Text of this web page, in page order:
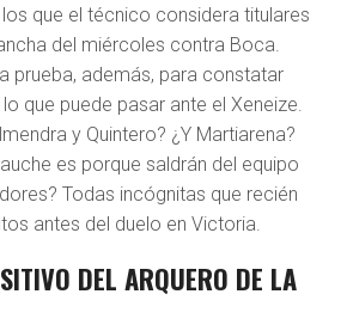
que el técnico considera titulares
del miércoles contra Boca.
prueba, además, para constatar
que puede pasar ante el Xeneize.
y Quintero? ¿Y Martiarena?
es porque saldrán del equipo
Todas incógnitas que recién
antes del duelo en Victoria.
DEL ARQUERO DE LA